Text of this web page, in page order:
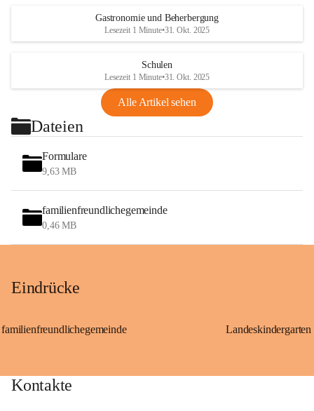
Gastronomie und Beherbergung
Lesezeit 1 Minute•31. Okt. 2025
Schulen
Lesezeit 1 Minute•31. Okt. 2025
Alle Artikel sehen
Dateien
Formulare
9,63 MB
familienfreundlichegemeinde
0,46 MB
Eindrücke
familienfreundlichegemeinde
Kontakte